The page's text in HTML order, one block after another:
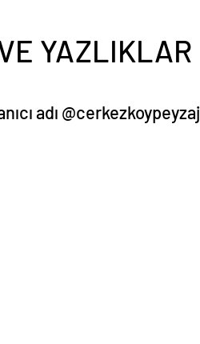
YAZLIKLAR
adı @cerkezkoypeyzaj